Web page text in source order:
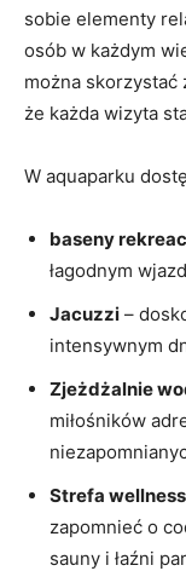
sobie elementy
osób w każdym
można
że każda wizyta
W aquaparku
baseny
łagodnym
Jacuzzi –
intensywnym
Zjeżdżalnie
miłośników
Strefa wellness
zapomnieć o
sauny i łaźni